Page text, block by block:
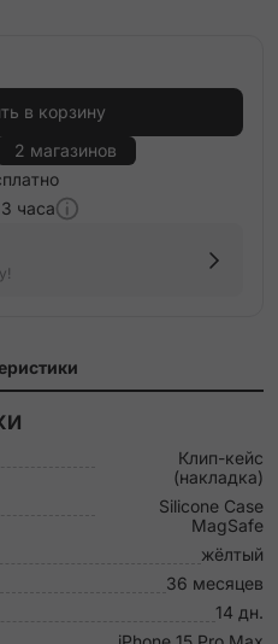
в корзину
2 магазинов
часа
Клип-кейс
(накладка)
Silicone Case
MagSafe
жёлтый
36 месяцев
14 дн.